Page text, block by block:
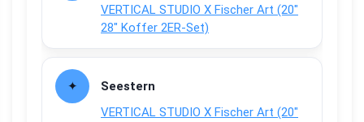
VERTICAL STUDIO X Fischer Art (20″
28″ Koffer 2ER-Set)
Seestern
VERTICAL STUDIO X Fischer Art (20″